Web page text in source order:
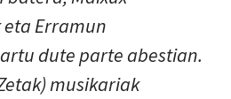
Erramun
dute parte abestian.
musikariak